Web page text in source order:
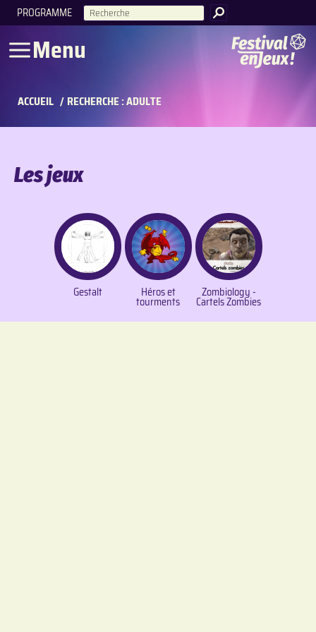
PROGRAMME
RECHERCHE
Menu
ACCUEIL / RECHERCHE : ADULTE
Les jeux
Gestalt Héros et
tourments
Zombiology -
Cartels Zombies